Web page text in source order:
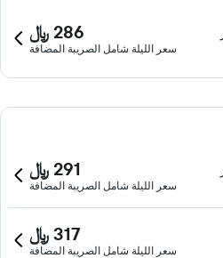
286 ﷼
سعر الليلة شامل الصريبة المضافة
291 ﷼
سعر الليلة شامل الصريبة المضافة
317 ﷼
سعر الليلة شامل الصريبة المضافة